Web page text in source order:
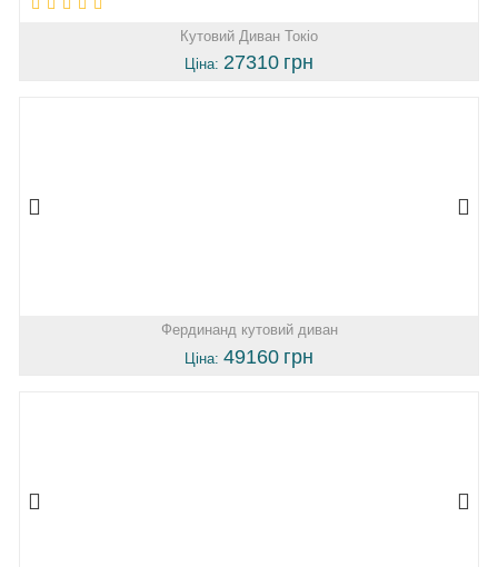
Кутовий Диван Токіо
Ціна: 27310 грн
Фердинанд кутовий диван
Ціна: 49160 грн